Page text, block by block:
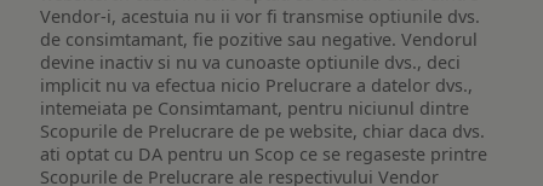
Vendor-i, acestuia nu ii vor fi transmise optiunile dvs.
de consimtamant, fie pozitive sau negative. Vendorul
devine inactiv si nu va cunoaste optiunile dvs., deci
implicit nu va efectua nicio Prelucrare a datelor dvs.,
intemeiata pe Consimtamant, pentru niciunul dintre
Scopurile de Prelucrare de pe website, chiar daca dvs.
ati optat cu DA pentru un Scop ce se regaseste printre
Scopurile de Prelucrare ale respectivului Vendor